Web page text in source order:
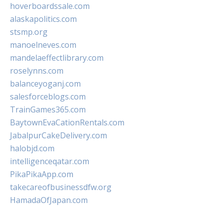
hoverboardssale.com
alaskapolitics.com
stsmp.org
manoelneves.com
mandelaeffectlibrary.com
roselynns.com
balanceyoganj.com
salesforceblogs.com
TrainGames365.com
BaytownEvaCationRentals.com
JabalpurCakeDelivery.com
halobjd.com
intelligenceqatar.com
PikaPikaApp.com
takecareofbusinessdfw.org
HamadaOfJapan.com